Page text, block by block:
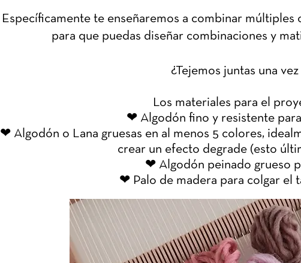
Específicamente te enseñaremos a combinar
para que puedas diseñar combinaciones y
¿Tejemos juntas una vez
Los materiales para el
❤ Algodón fino y resistente
❤ Algodón o Lana gruesas en al menos 5 colores,
crear un efecto degrade (esto
❤ Algodón peinado grueso
❤ Palo de madera para colgar el